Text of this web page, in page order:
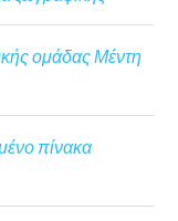
ομάδας Μέντη
πίνακα